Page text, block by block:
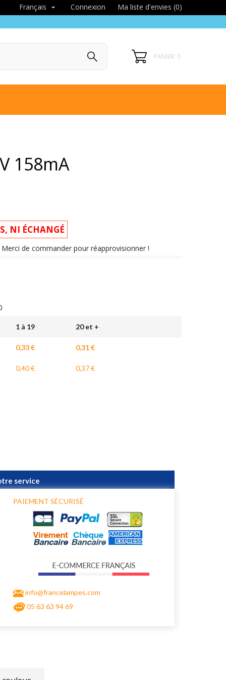
Français  Connexion Ma liste d'envies (0)
PANIER: 0
158mA
NI ÉCHANGÉ
de commander pour réapprovisionner !
1 à 19 20 et +
0,33 € 0,31 €
0,40 € 0,37 €
service
PAIEMENT SÉCURISÉ
info@francelampes.com
05 63 63 94 69